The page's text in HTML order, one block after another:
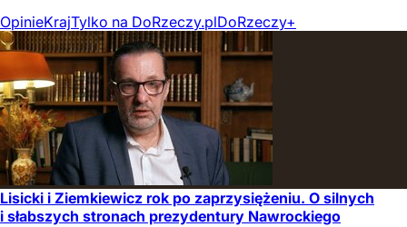
OpinieKrajTylko na DoRzeczy.plDoRzeczy+
Lisicki i Ziemkiewicz rok po zaprzysiężeniu. O silnych
i słabszych stronach prezydentury Nawrockiego